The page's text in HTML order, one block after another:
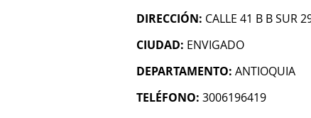
DIRECCIÓN: CALLE 41 B B SUR
CIUDAD: ENVIGADO
DEPARTAMENTO: ANTIOQUIA
TELÉFONO: 3006196419